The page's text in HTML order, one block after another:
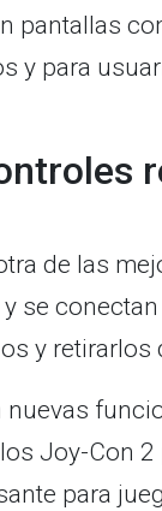
pantallas
y para
de las
se
y retirarlos
Joy-Con
para